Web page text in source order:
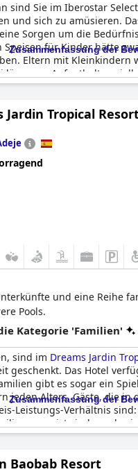
sind Sie im Iberostar
und sich zu amüsieren.
Sorgen um die
für Kinder hätte
Eltern mit
längeren Aufenthalten
kleinen Kindern. Gäste
Aktivitäten für alle
Albufera Park ist eine
Zusammenfassung der
Jardin Tropical
und eine Reihe
Pools.
Kategorie 'Familien'
sind im Dreams Jardin
geschenkt. Das Hotel
gibt es sogar ein
jeden Alters. Gäste, die
Leistungs-Verhältnis
angereist sind, es als
Zusammenfassung der
Baobab Resort